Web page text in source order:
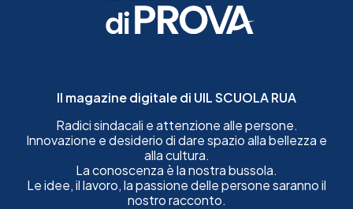
Il magazine digitale di UIL SCUOLA RUA
Radici sindacali e attenzione alle persone.
Innovazione e desiderio di dare spazio alla bellezza e
alla cultura.
La conoscenza è la nostra bussola.
Le idee, il lavoro, la passione delle persone saranno il
nostro racconto.